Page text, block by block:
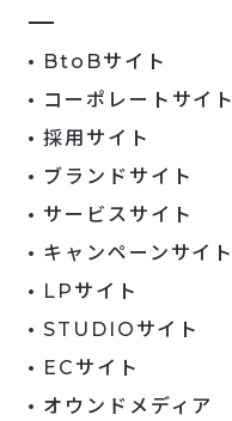
BtoBサイト
コーポレートサイト
採用サイト
ブランドサイト
サービスサイト
キャンペーンサイト
LPサイト
STUDIOサイト
ECサイト
オウンドメディア